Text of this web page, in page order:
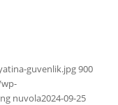
guvenlik.jpg900
nuvola2024-09-25